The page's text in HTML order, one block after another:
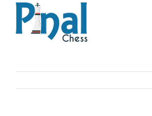
Saltar
contenido